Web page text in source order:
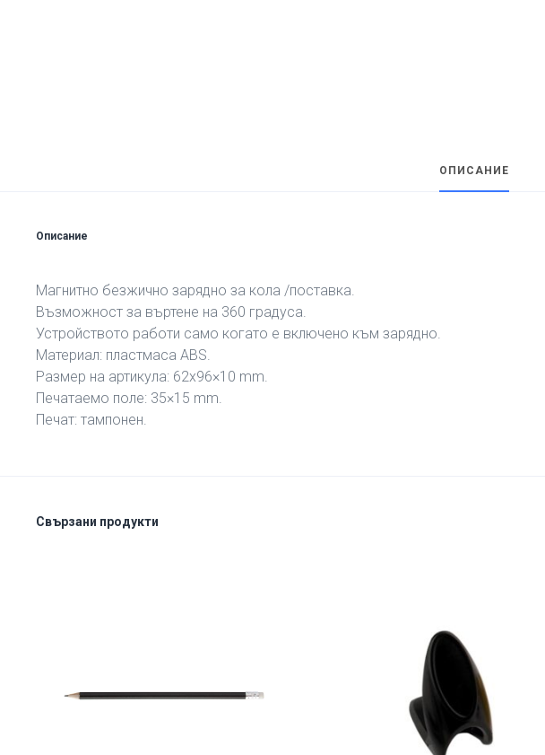
ОПИСАНИЕ
Описание
Магнитно безжично зарядно за кола /поставка.
Възможност за въртене на 360 градуса.
Устройството работи само когато е включено към зарядно.
Материал: пластмаса ABS.
Размер на артикула: 62х96×10 mm.
Печатаемо поле: 35×15 mm.
Печат: тампонен.
Свързани продукти